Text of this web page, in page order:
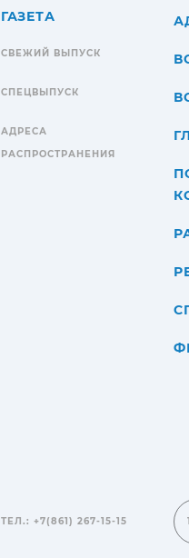
ГАЗЕТА
СВЕЖИЙ ВЫПУСК
СПЕЦВЫПУСК
АДРЕСА
РАСПРОСТРАНЕНИЯ
ТЕЛ.: +7(861) 267-15-15